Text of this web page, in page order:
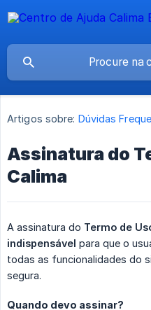
Artigos sobre: Dúvidas
Assinatura do
Calima
A assinatura do Termo de
indispensável para que o
todas as funcionalidades do
segura.
Quando devo assinar?